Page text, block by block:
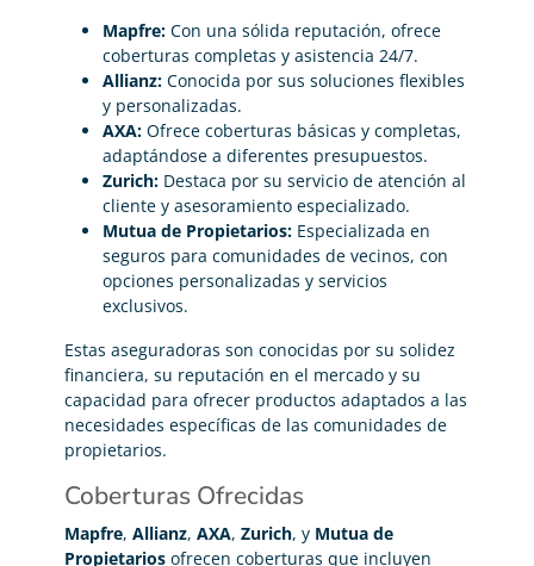
Mapfre: Con una sólida reputación, ofrece
coberturas completas y asistencia 24/7.
Allianz: Conocida por sus soluciones flexibles
y personalizadas.
AXA: Ofrece coberturas básicas y completas,
adaptándose a diferentes presupuestos.
Zurich: Destaca por su servicio de atención al
cliente y asesoramiento especializado.
Mutua de Propietarios: Especializada en
seguros para comunidades de vecinos, con
opciones personalizadas y servicios
exclusivos.
Estas aseguradoras son conocidas por su solidez
financiera, su reputación en el mercado y su
capacidad para ofrecer productos adaptados a las
necesidades específicas de las comunidades de
propietarios.
Coberturas Ofrecidas
Mapfre, Allianz, AXA, Zurich, y Mutua de
Propietarios ofrecen coberturas que incluyen